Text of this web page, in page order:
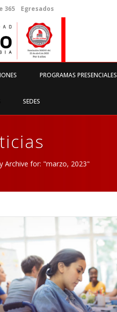
365 Egresados
PROGRAMAS PRESENCIALES
SEDES
Archive for: "marzo, 2023"